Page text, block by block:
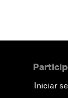
Iniciar